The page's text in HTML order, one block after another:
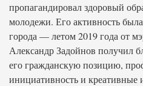
пропагандировал здоровый
молодежи. Его активность
города — летом 2019 года от
Александр Задойнов получил
его гражданскую позицию,
инициативность и креативные